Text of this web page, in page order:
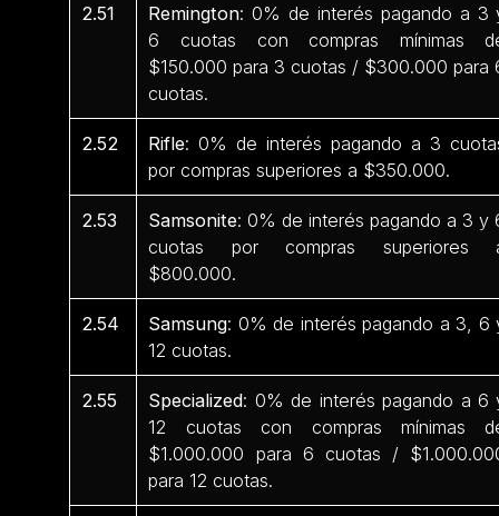
2.51 Remington: 0% de interés pagando a 3
6 cuotas con compras mínimas
$150.000 para 3 cuotas / $300.000 para
cuotas.
2.52 Rifle: 0% de interés pagando a 3
por compras superiores a $350.000.
2.53 Samsonite: 0% de interés pagando a 3 y
cuotas por compras superiores
$800.000.
2.54 Samsung: 0% de interés pagando a 3, 6
12 cuotas.
2.55 Specialized: 0% de interés pagando a 6
12 cuotas con compras mínimas
$1.000.000 para 6 cuotas /
para 12 cuotas.